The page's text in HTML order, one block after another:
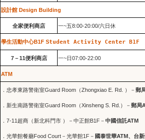
設計館 Design Building
全家便利商店 一~五8:00-20:00/六日休
學生活動中心B1F Student Activity Center B1F
7－11便利商店 一~日07:00-22:00
ATM
．忠孝東路警衛室Guard Room（Zhongxiao E. Rd. ）－ 郵
．新生南路警衛室Guard Room（Xinsheng S. Rd.）－ 郵局
．7-11超商（新北科門市 ）－中正館B1F－ 中國信託ATM
．光華館餐廳Food Court－光華館1F－ 國泰世華ATM、台